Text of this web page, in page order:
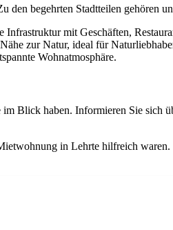
den begehrten Stadtteilen gehören
Infrastruktur mit Geschäften,
zur Natur, ideal für
Wohnatmosphäre.
Blick haben. Informieren Sie sich
in Lehrte hilfreich